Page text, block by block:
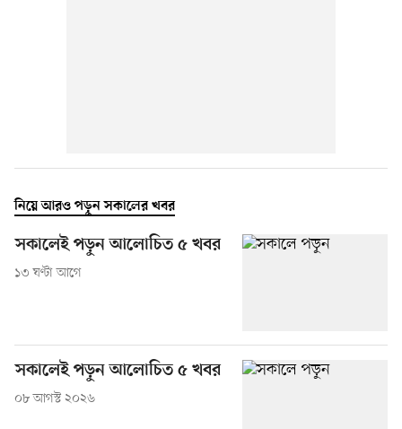
নিয়ে আরও পড়ুন সকালের খবর
সকালেই পড়ুন আলোচিত ৫ খবর
১৩ ঘণ্টা আগে
সকালেই পড়ুন আলোচিত ৫ খবর
০৮ আগস্ট ২০২৬